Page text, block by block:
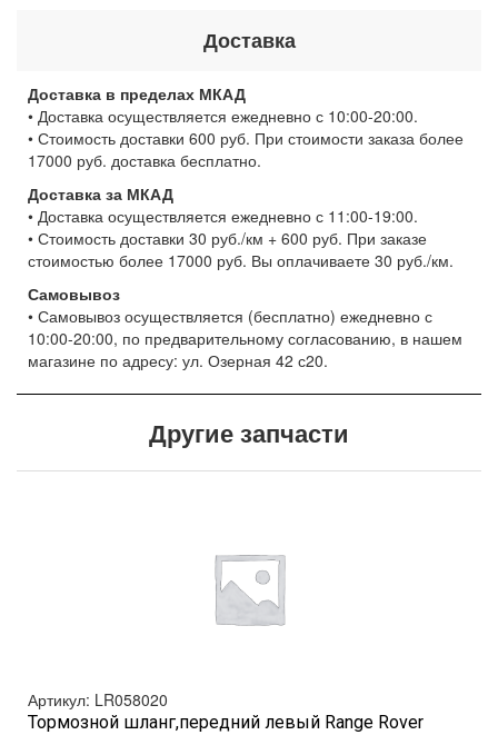
Доставка
Доставка в пределах МКАД
• Доставка осуществляется ежедневно с 10:00-20:00.
• Стоимость доставки 600 руб. При стоимости заказа более
17000 руб. доставка бесплатно.
Доставка за МКАД
• Доставка осуществляется ежедневно с 11:00-19:00.
• Стоимость доставки 30 руб./км + 600 руб. При заказе
стоимостью более 17000 руб. Вы оплачиваете 30 руб./км.
Самовывоз
• Самовывоз осуществляется (бесплатно) ежедневно с
10:00-20:00, по предварительному согласованию, в нашем
магазине по адресу: ул. Озерная 42 с20.
Другие запчасти
Артикул: LR058020
Тормозной шланг,передний левый Range Rover